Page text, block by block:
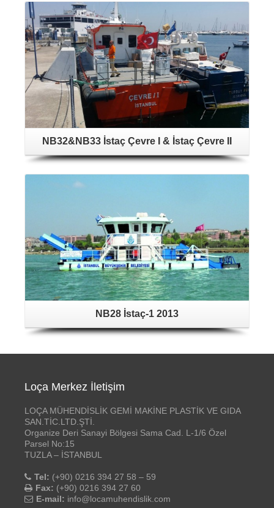
NB32&NB33 İstaç Çevre I & İstaç Çevre II
NB28 İstaç-1 2013
Loça Merkez İletişim
LOÇA MÜHENDİSLİK GEMİ MAKİNE PLASTİK VE GIDA
SAN.TİC.LTD.ŞTİ.
Organize Deri Sanayi Bölgesi Sama Cad. L-1/6 Özel
Parsel No:15
TUZLA – İSTANBUL
Tel: (+90) 0216 394 27 58 – 59
Fax: (+90) 0216 394 27 60
E-mail: info@locamuhendislik.com